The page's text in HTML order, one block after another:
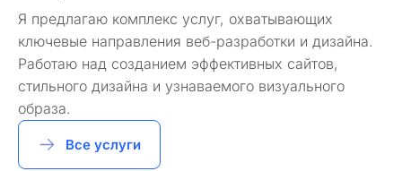
Я предлагаю комплекс услуг, охватывающих
ключевые направления веб-разработки и дизайна.
Работаю над созданием эффективных сайтов,
стильного дизайна и узнаваемого визуального
образа.
Все услуги